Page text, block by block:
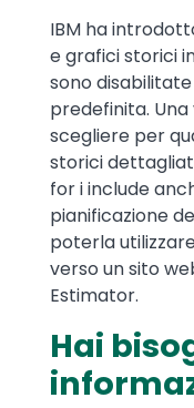
IBM ha
e grafici storici
sono
predefinita.
scegliere per
storici
for i include
pianificazione
poterla
verso un sito
Estimator.
Hai